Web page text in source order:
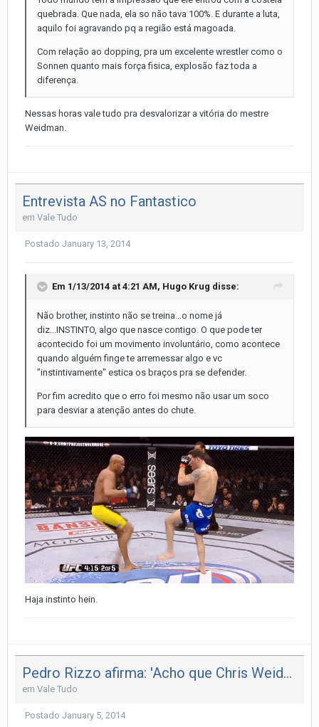
quebrada. Que nada, ela so não tava 100%. E durante a luta,
aquilo foi agravando pq a região está magoada.
Com relação ao dopping, pra um excelente wrestler como o
Sonnen quanto mais força fisica, explosão faz toda a
diferença.
Nessas horas vale tudo pra desvalorizar a vitória do mestre
Weidman.
Entrevista AS no Fantastico
em Vale Tudo
Postado January 13, 2014
Em 1/13/2014 at 4:21 AM, Hugo Krug disse:
Não brother, instinto não se treina...o nome já
diz...INSTINTO, algo que nasce contigo. O que pode ter
acontecido foi um movimento involuntário, como acontece
quando alguém finge te arremessar algo e vc
"instintivamente" estica os braços pra se defender.
Por fim acredito que o erro foi mesmo não usar um soco
para desviar a atenção antes do chute.
Haja instinto hein.
Pedro Rizzo afirma: 'Acho que Chris Weidman não se considera vitor
em Vale Tudo
Postado January 5, 2014